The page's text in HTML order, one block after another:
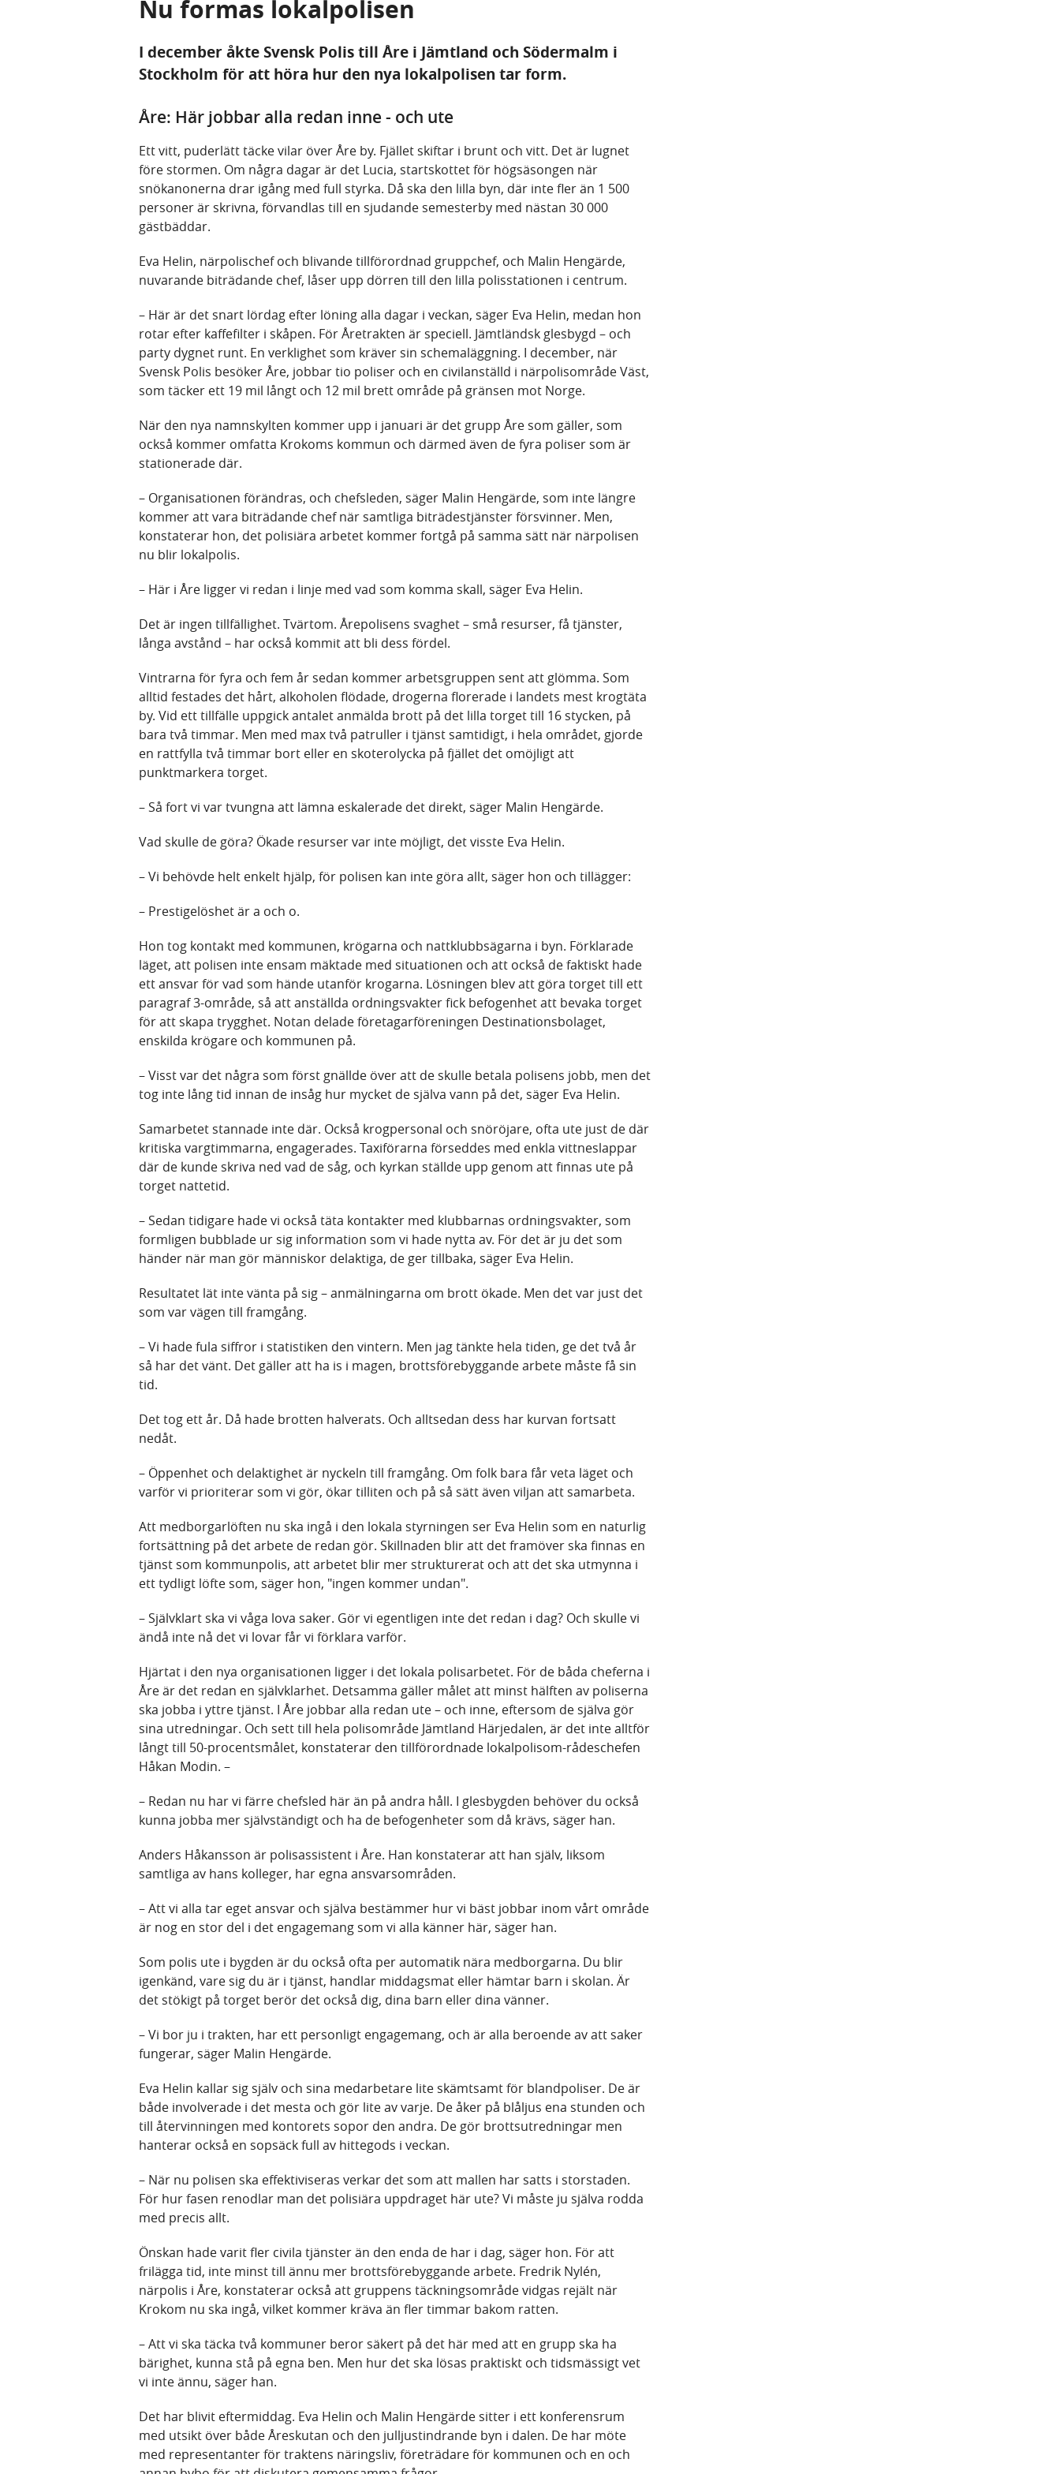
Nu formas lokalpolisen
I december åkte Svensk Polis till Åre i Jämtland och Södermalm i
Stockholm för att höra hur den nya lokalpolisen tar form.
Åre: Här jobbar alla redan inne - och ute
Ett vitt, puderlätt täcke vilar över Åre by. Fjället skiftar i brunt och vitt. Det är lugnet
före stormen. Om några dagar är det Lucia, startskottet för högsäsongen när
snökanonerna drar igång med full styrka. Då ska den lilla byn, där inte fler än 1 500
personer är skrivna, förvandlas till en sjudande semesterby med nästan 30 000
gästbäddar.
Eva Helin, närpolischef och blivande tillförordnad gruppchef, och Malin Hengärde,
nuvarande biträdande chef, låser upp dörren till den lilla polisstationen i centrum.
– Här är det snart lördag efter löning alla dagar i veckan, säger Eva Helin, medan hon
rotar efter kaffefilter i skåpen. För Åretrakten är speciell. Jämtländsk glesbygd – och
party dygnet runt. En verklighet som kräver sin schemaläggning. I december, när
Svensk Polis besöker Åre, jobbar tio poliser och en civilanställd i närpolisområde Väst,
som täcker ett 19 mil långt och 12 mil brett område på gränsen mot Norge.
När den nya namnskylten kommer upp i januari är det grupp Åre som gäller, som
också kommer omfatta Krokoms kommun och därmed även de fyra poliser som är
stationerade där.
– Organisationen förändras, och chefsleden, säger Malin Hengärde, som inte längre
kommer att vara biträdande chef när samtliga biträdestjänster försvinner. Men,
konstaterar hon, det polisiära arbetet kommer fortgå på samma sätt när närpolisen
nu blir lokalpolis.
– Här i Åre ligger vi redan i linje med vad som komma skall, säger Eva Helin.
Det är ingen tillfällighet. Tvärtom. Årepolisens svaghet – små resurser, få tjänster,
långa avstånd – har också kommit att bli dess fördel.
Vintrarna för fyra och fem år sedan kommer arbetsgruppen sent att glömma. Som
alltid festades det hårt, alkoholen flödade, drogerna florerade i landets mest krogtäta
by. Vid ett tillfälle uppgick antalet anmälda brott på det lilla torget till 16 stycken, på
bara två timmar. Men med max två patruller i tjänst samtidigt, i hela området, gjorde
en rattfylla två timmar bort eller en skoterolycka på fjället det omöjligt att
punktmarkera torget.
– Så fort vi var tvungna att lämna eskalerade det direkt, säger Malin Hengärde.
Vad skulle de göra? Ökade resurser var inte möjligt, det visste Eva Helin.
– Vi behövde helt enkelt hjälp, för polisen kan inte göra allt, säger hon och tillägger:
– Prestigelöshet är a och o.
Hon tog kontakt med kommunen, krögarna och nattklubbsägarna i byn. Förklarade
läget, att polisen inte ensam mäktade med situationen och att också de faktiskt hade
ett ansvar för vad som hände utanför krogarna. Lösningen blev att göra torget till ett
paragraf 3-område, så att anställda ordningsvakter fick befogenhet att bevaka torget
för att skapa trygghet. Notan delade företagarföreningen Destinationsbolaget,
enskilda krögare och kommunen på.
– Visst var det några som först gnällde över att de skulle betala polisens jobb, men det
tog inte lång tid innan de insåg hur mycket de själva vann på det, säger Eva Helin.
Samarbetet stannade inte där. Också krogpersonal och snöröjare, ofta ute just de där
kritiska vargtimmarna, engagerades. Taxiförarna förseddes med enkla vittneslappar
där de kunde skriva ned vad de såg, och kyrkan ställde upp genom att finnas ute på
torget nattetid.
– Sedan tidigare hade vi också täta kontakter med klubbarnas ordningsvakter, som
formligen bubblade ur sig information som vi hade nytta av. För det är ju det som
händer när man gör människor delaktiga, de ger tillbaka, säger Eva Helin.
Resultatet lät inte vänta på sig – anmälningarna om brott ökade. Men det var just det
som var vägen till framgång.
– Vi hade fula siffror i statistiken den vintern. Men jag tänkte hela tiden, ge det två år
så har det vänt. Det gäller att ha is i magen, brottsförebyggande arbete måste få sin
tid.
Det tog ett år. Då hade brotten halverats. Och alltsedan dess har kurvan fortsatt
nedåt.
– Öppenhet och delaktighet är nyckeln till framgång. Om folk bara får veta läget och
varför vi prioriterar som vi gör, ökar tilliten och på så sätt även viljan att samarbeta.
Att medborgarlöften nu ska ingå i den lokala styrningen ser Eva Helin som en naturlig
fortsättning på det arbete de redan gör. Skillnaden blir att det framöver ska finnas en
tjänst som kommunpolis, att arbetet blir mer strukturerat och att det ska utmynna i
ett tydligt löfte som, säger hon, "ingen kommer undan".
– Självklart ska vi våga lova saker. Gör vi egentligen inte det redan i dag? Och skulle vi
ändå inte nå det vi lovar får vi förklara varför.
Hjärtat i den nya organisationen ligger i det lokala polisarbetet. För de båda cheferna i
Åre är det redan en självklarhet. Detsamma gäller målet att minst hälften av poliserna
ska jobba i yttre tjänst. I Åre jobbar alla redan ute – och inne, eftersom de själva gör
sina utredningar. Och sett till hela polisområde Jämtland Härjedalen, är det inte alltför
långt till 50-procentsmålet, konstaterar den tillförordnade lokalpolisom-rådeschefen
Håkan Modin. –
– Redan nu har vi färre chefsled här än på andra håll. I glesbygden behöver du också
kunna jobba mer självständigt och ha de befogenheter som då krävs, säger han.
Anders Håkansson är polisassistent i Åre. Han konstaterar att han själv, liksom
samtliga av hans kolleger, har egna ansvarsområden.
– Att vi alla tar eget ansvar och själva bestämmer hur vi bäst jobbar inom vårt område
är nog en stor del i det engagemang som vi alla känner här, säger han.
Som polis ute i bygden är du också ofta per automatik nära medborgarna. Du blir
igenkänd, vare sig du är i tjänst, handlar middagsmat eller hämtar barn i skolan. Är
det stökigt på torget berör det också dig, dina barn eller dina vänner.
– Vi bor ju i trakten, har ett personligt engagemang, och är alla beroende av att saker
fungerar, säger Malin Hengärde.
Eva Helin kallar sig själv och sina medarbetare lite skämtsamt för blandpoliser. De är
både involverade i det mesta och gör lite av varje. De åker på blåljus ena stunden och
till återvinningen med kontorets sopor den andra. De gör brottsutredningar men
hanterar också en sopsäck full av hittegods i veckan.
– När nu polisen ska effektiviseras verkar det som att mallen har satts i storstaden.
För hur fasen renodlar man det polisiära uppdraget här ute? Vi måste ju själva rodda
med precis allt.
Önskan hade varit fler civila tjänster än den enda de har i dag, säger hon. För att
frilägga tid, inte minst till ännu mer brottsförebyggande arbete. Fredrik Nylén,
närpolis i Åre, konstaterar också att gruppens täckningsområde vidgas rejält när
Krokom nu ska ingå, vilket kommer kräva än fler timmar bakom ratten.
– Att vi ska täcka två kommuner beror säkert på det här med att en grupp ska ha
bärighet, kunna stå på egna ben. Men hur det ska lösas praktiskt och tidsmässigt vet
vi inte ännu, säger han.
Det har blivit eftermiddag. Eva Helin och Malin Hengärde sitter i ett konferensrum
med utsikt över både Åreskutan och den julljustindrande byn i dalen. De har möte
med representanter för traktens näringsliv, företrädare för kommunen och en och